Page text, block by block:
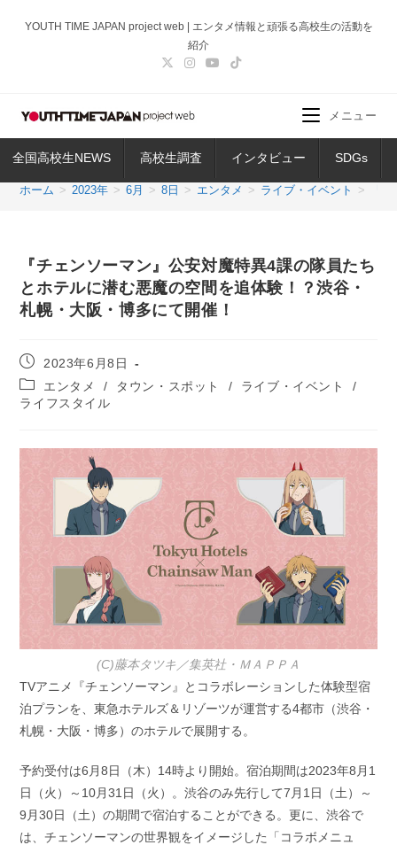
ス
ッ
YOUTH TIME JAPAN project web | エンタメ情報と頑張る高校生の活動を
紹介
全国高校生NEWS 高校生調査 インタビュー SDGs
メニュー
ホーム > 2023年 > 6月 > 8日 > エンタメ > ライブ・イベント >
『チェンソーマン』公安対魔特異4課の隊員たち
とホテルに潜む悪魔の空間を追体験！？渋谷・
札幌・大阪・博多にて開催！
投
稿
公
開
2023年6月8日
投
稿
ゴ
エンタメ / タウン・スポット / ライブ・イベント
/
ライフスタイル
(C)藤本タツキ／集英社・ＭＡＰＰＡ
TVアニメ『チェンソーマン』とコラボレーションした体験型宿
泊プランを、東急ホテルズ＆リゾーツが運営する4都市（渋谷・
札幌・大阪・博多）のホテルで展開する。
予約受付は6月8日（木）14時より開始。宿泊期間は2023年8月1
日（火）～10月31日（火）。渋谷のみ先行して7月1日（土）～
9月30日（土）の期間で宿泊することができる。更に、渋谷で
は、チェンソーマンの世界観をイメージした「コラボメニュ